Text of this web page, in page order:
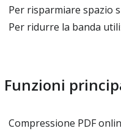
Per risparmiare spazio
Per ridurre la banda
Funzioni
Compressione PDF